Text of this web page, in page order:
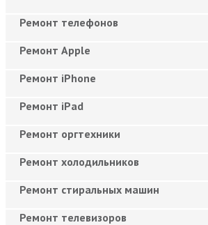
Ремонт телефонов
Ремонт Apple
Ремонт iPhone
Ремонт iPad
Ремонт оргтехники
Ремонт холодильников
Ремонт стиральных машин
Ремонт телевизоров